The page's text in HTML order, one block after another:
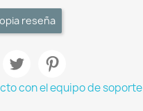
reseña
con el equipo de soporte